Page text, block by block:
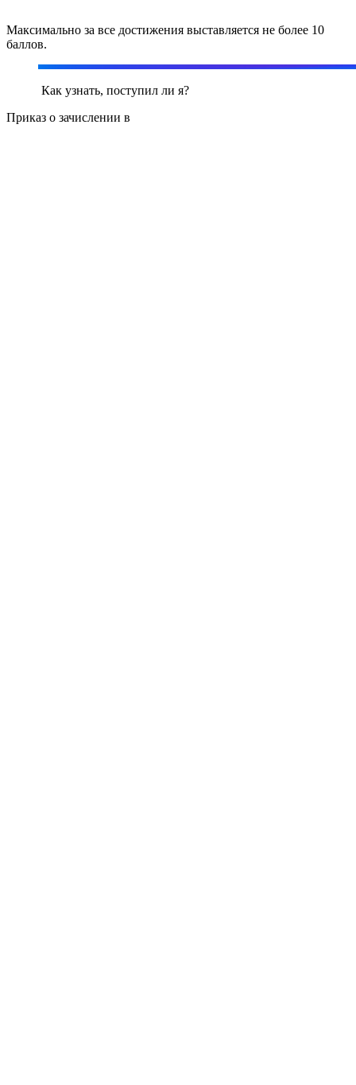
Максимально за все достижения выставляется не более 10
баллов.
Как узнать, поступил ли я?
Приказ о зачислении в